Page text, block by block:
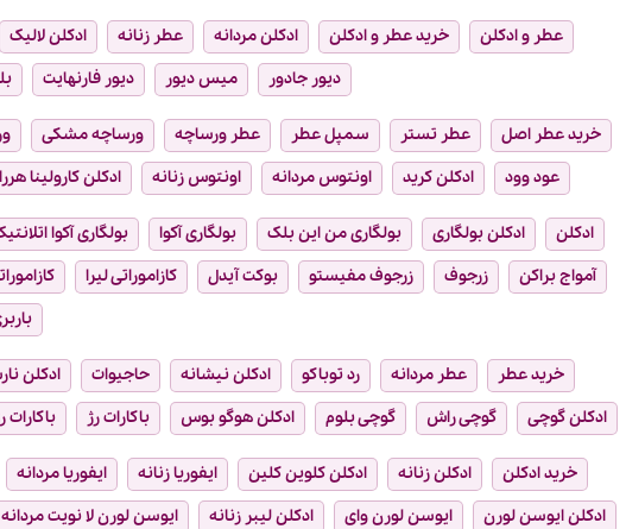
عطر و ادکلن خرید عطر و ادکلن ادکلن مردانه عطر زنانه ادکلن لالیک
دیور جادور
میس دیور دیور فارنهایت
خرید عطر اصل عطر تستر سمپل عطر عطر ورساچه ورساچه مشکی
عود وود
ادکلن کرید اونتوس مردانه اونتوس زنانه ادکلن کارولینا هررا
ادکلن ادکلن بولگاری بولگاری من این بلک بولگاری آکوا بولگاری آکوا
آمواج براکن
زرجوف زرجوف مفیستو بوکت آیدل کازاموراتی لیرا
خرید عطر عطر مردانه رد توباکو ادکلن نیشانه حاجیوات ادکلن
ادکلن گوچی
گوچی راش گوچی بلوم ادکلن هوگو بوس باکارات رژ باکارات
خرید ادکلن ادکلن زنانه ادکلن کلوین کلین ایفوریا زنانه ایفوریا مردانه
ادکلن ایوسن لورن
ایوسن لورن وای ادکلن لیبر زنانه ایوسن لورن لا نویت مردانه